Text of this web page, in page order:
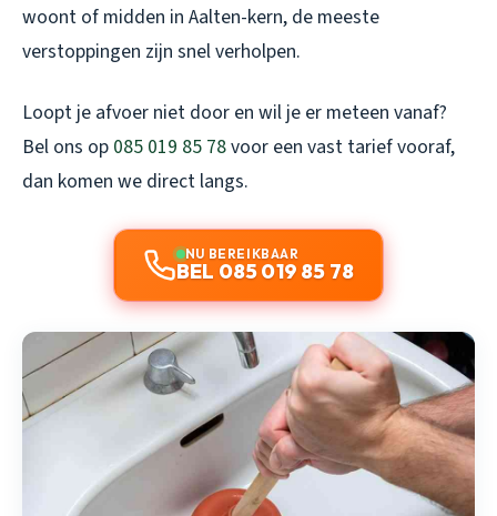
woont of midden in Aalten-kern, de meeste
verstoppingen zijn snel verholpen.
Loopt je afvoer niet door en wil je er meteen vanaf?
Bel ons op 085 019 85 78voor een vast tarief vooraf,
dan komen we direct langs.
NU BEREIKBAAR
BEL 085 019 85 78